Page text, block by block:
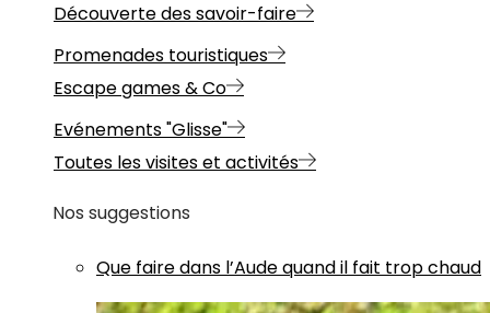
Découverte des savoir-faire
Promenades touristiques
Escape games & Co
Evénements "Glisse"
Toutes les visites et activités
Nos suggestions
Que faire dans l’Aude quand il fait trop chaud